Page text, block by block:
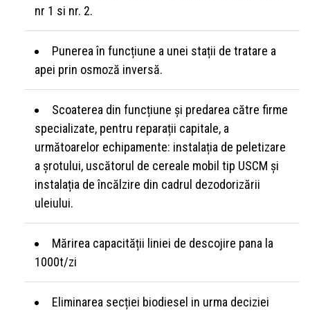
nr 1 si nr. 2.
Punerea în funcțiune a unei stații de tratare a
apei prin osmoză inversă.
Scoaterea din funcțiune și predarea către firme
specializate, pentru reparații capitale, a
următoarelor echipamente: instalația de peletizare
a șrotului, uscătorul de cereale mobil tip USCM și
instalația de încălzire din cadrul dezodorizării
uleiului.
Mărirea capacității liniei de descojire pana la
1000t/zi
Eliminarea secției biodiesel in urma deciziei